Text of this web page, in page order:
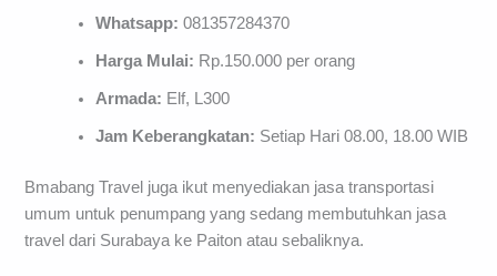
Whatsapp:081357284370
Harga Mulai: Rp.150.000 per orang
Armada: Elf, L300
Jam Keberangkatan: Setiap Hari 08.00, 18.00 WIB
Bmabang Travel juga ikut menyediakan jasa transportasi
umum untuk penumpang yang sedang membutuhkan jasa
travel dari Surabaya ke Paiton atau sebaliknya.